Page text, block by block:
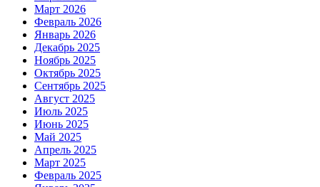
Март 2026
Февраль 2026
Январь 2026
Декабрь 2025
Ноябрь 2025
Октябрь 2025
Сентябрь 2025
Август 2025
Июль 2025
Июнь 2025
Май 2025
Апрель 2025
Март 2025
Февраль 2025